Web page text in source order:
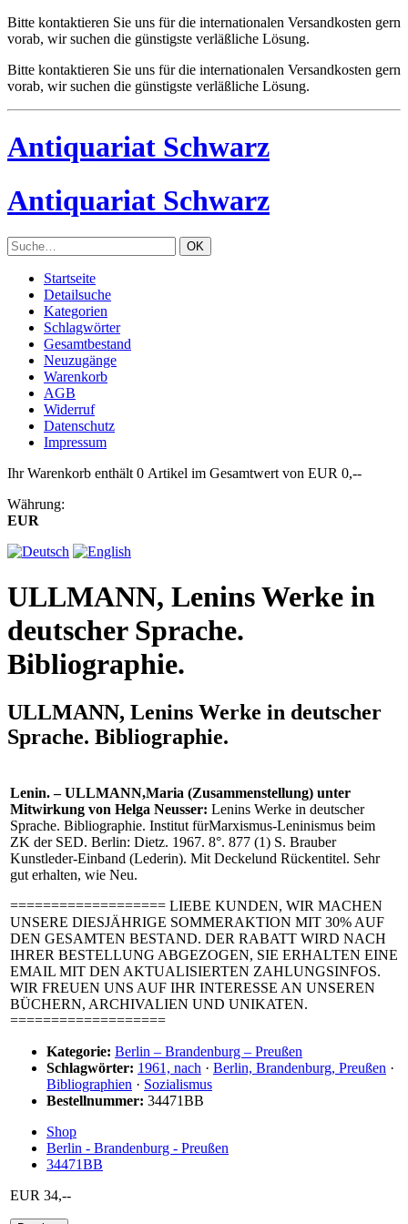
Bitte kontaktieren Sie uns für die internationalen Versandkosten gern
vorab, wir suchen die günstigste verläßliche Lösung.
Bitte kontaktieren Sie uns für die internationalen Versandkosten gern
vorab, wir suchen die günstigste verläßliche Lösung.
Antiquariat Schwarz
Antiquariat Schwarz
Startseite
Detailsuche
Kategorien
Schlagwörter
Gesamtbestand
Neuzugänge
Warenkorb
AGB
Widerruf
Datenschutz
Impressum
Ihr Warenkorb enthält 0 Artikel im Gesamtwert von EUR 0,--
Währung:
EUR
ULLMANN, Lenins Werke in
deutscher Sprache.
Bibliographie.
ULLMANN, Lenins Werke in deutscher
Sprache. Bibliographie.
Lenin. – ULLMANN,Maria (Zusammenstellung) unter
Mitwirkung von Helga Neusser: Lenins Werke in deutscher
Sprache. Bibliographie. Institut fürMarxismus-Leninismus beim
ZK der SED. Berlin: Dietz. 1967. 8°. 877 (1) S. Brauber
Kunstleder-Einband (Lederin). Mit Deckelund Rückentitel. Sehr
gut erhalten, wie Neu.
=================== LIEBE KUNDEN, WIR MACHEN
UNSERE DIESJÄHRIGE SOMMERAKTION MIT 30% AUF
DEN GESAMTEN BESTAND. DER RABATT WIRD NACH
IHRER BESTELLUNG ABGEZOGEN, SIE ERHALTEN EINE
EMAIL MIT DEN AKTUALISIERTEN ZAHLUNGSINFOS.
WIR FREUEN UNS AUF IHR INTERESSE AN UNSEREN
BÜCHERN, ARCHIVALIEN UND UNIKATEN.
===================
Kategorie: Berlin – Brandenburg – Preußen
Schlagwörter: 1961, nach · Berlin, Brandenburg, Preußen ·
Bibliographien · Sozialismus
Bestellnummer: 34471BB
Shop
Berlin - Brandenburg - Preußen
34471BB
EUR 34,--